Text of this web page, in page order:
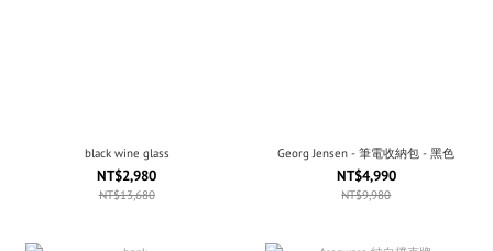
black wine glass
NT$2,980
NT$13,680
Georg Jensen - 筆電收納包 - 黑色
NT$4,990
NT$9,980